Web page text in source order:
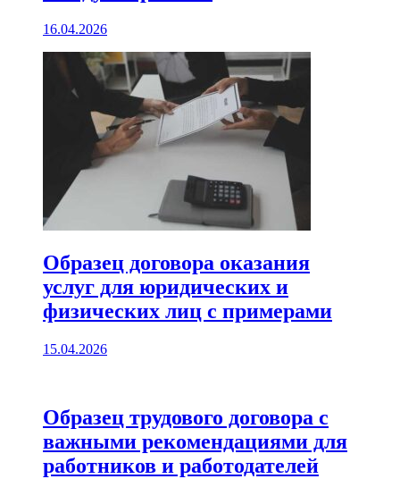
16.04.2026
Образец договора оказания
услуг для юридических и
физических лиц с примерами
15.04.2026
Образец трудового договора с
важными рекомендациями для
работников и работодателей